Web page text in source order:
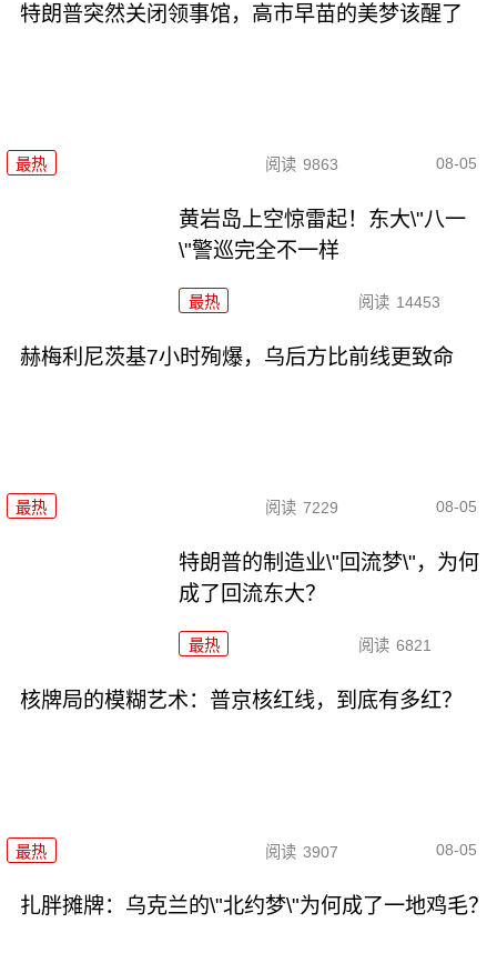
特朗普突然关闭领事馆，高市早苗的美梦该醒了
最热 阅读 9863 08-05
黄岩岛上空惊雷起！东大\"八一
\"警巡完全不一样
最热 阅读 14453
赫梅利尼茨基7小时殉爆，乌后方比前线更致命
最热 阅读 7229 08-05
特朗普的制造业\"回流梦\"，为何
成了回流东大？
最热 阅读 6821
核牌局的模糊艺术：普京核红线，到底有多红？
最热 阅读 3907 08-05
扎胖摊牌：乌克兰的\"北约梦\"为何成了一地鸡毛？